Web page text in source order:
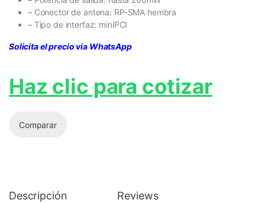
– Conector de antena: RP-SMA hembra
– Tipo de interfaz: miniPCI
Solicita el precio via WhatsApp
Haz clic para cotizar
Comparar
Descripción Reviews